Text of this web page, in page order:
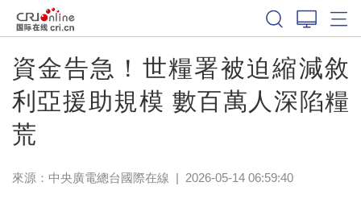
資金告急！世糧署被迫縮減敘
利亞援助規模 數百萬人深陷糧
荒
來源：中央廣電總台國際在線 | 2026-05-14 06:59:40